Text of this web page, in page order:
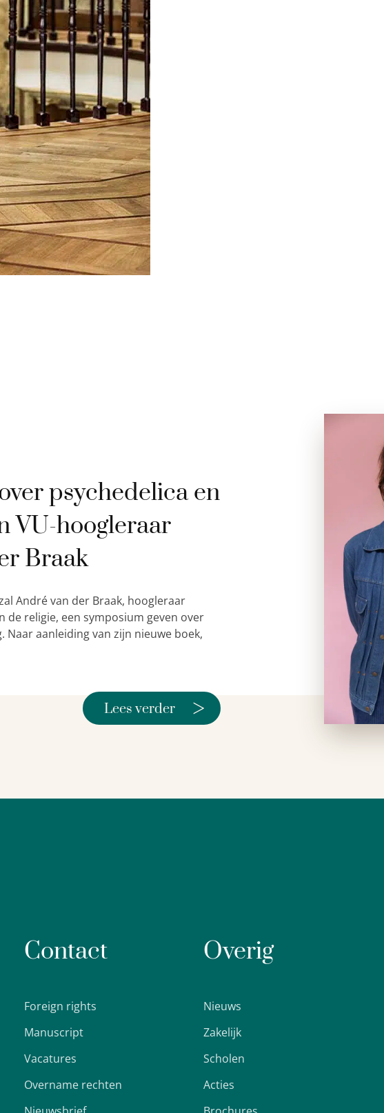
psychedelica en
VU-hoogleraar
Braak
André van der Braak, hoogleraar
de religie, een symposium geven over
Naar aanleiding van zijn nieuwe boek,
Lees verder >
Contact
Foreign rights
Manuscript
Vacatures
Overname rechten
Overig
Nieuws
Zakelijk
Scholen
Acties